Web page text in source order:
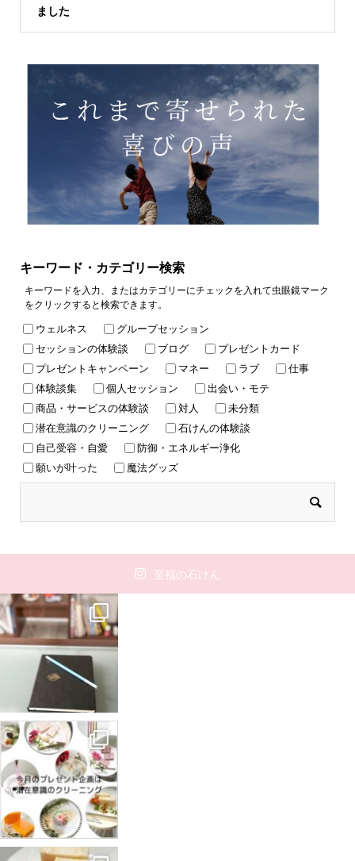
ました
キーワード・カテゴリー検索
キーワードを入力、またはカテゴリーにチェックを入れて虫眼鏡マーク
をクリックすると検索できます。
ウェルネス
グループセッション
セッションの体験談
ブログ
プレゼントカード
プレゼントキャンペーン
マネー ラブ
仕事
体験談集
個人セッション
出会い・モテ
商品・サービスの体験談
対人
未分類
潜在意識のクリーニング
石けんの体験談
自己受容・自愛
防御・エネルギー浄化
願いが叶った
魔法グッズ
至福の石けん